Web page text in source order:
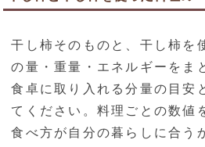
干し柿そのものと、干し柿を
の量・重量・エネルギーをま
食卓に取り入れる分量の目安
てください。料理ごとの数値
食べ方が自分の暮らしに合う